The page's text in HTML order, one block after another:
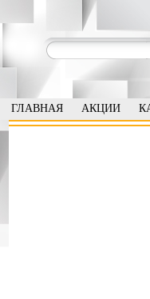
ГЛАВНАЯ АКЦИИ